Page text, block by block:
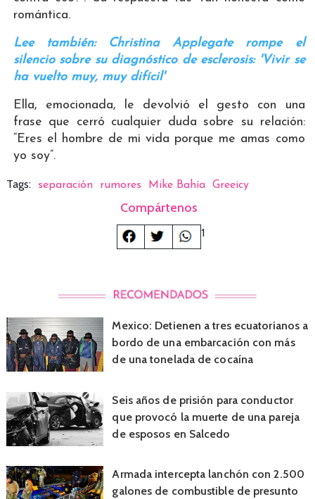
romántica.
Lee también: Christina Applegate rompe el
silencio sobre su diagnóstico de esclerosis: 'Vivir se
ha vuelto muy, muy difícil'
Ella, emocionada, le devolvió el gesto con una
frase que cerró cualquier duda sobre su relación:
“Eres el hombre de mi vida porque me amas como
yo soy”.
Tags: separación rumores Mike Bahía Greeicy
Compártenos
1
Mexico: Detienen a tres ecuatorianos a
bordo de una embarcación con más
de una tonelada de cocaína
Seis años de prisión para conductor
que provocó la muerte de una pareja
de esposos en Salcedo
Armada intercepta lanchón con 2.500
galones de combustible de presunto